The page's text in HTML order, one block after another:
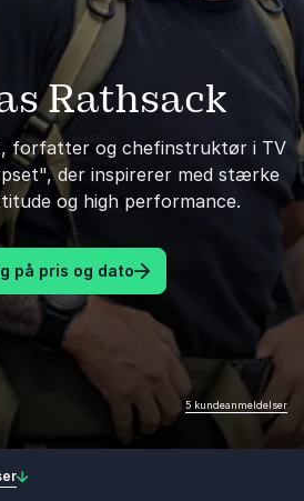
Rathsack
forfatter og chefinstruktør i TV
der inspirerer med stærke
og high performance.
på pris og dato
5 kundeanmeldelser